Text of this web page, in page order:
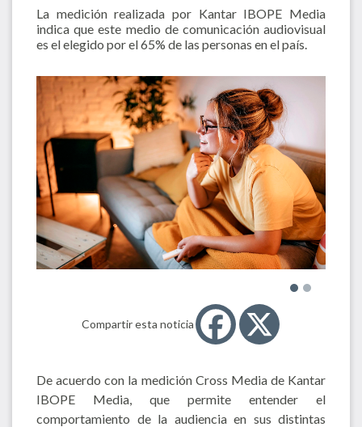
La medición realizada por Kantar IBOPE Media
indica que este medio de comunicación audiovisual
es el elegido por el 65% de las personas en el país.
Compartir esta noticia
De acuerdo con la medición Cross Media de Kantar
IBOPE Media, que permite entender el
comportamiento de la audiencia en sus distintas